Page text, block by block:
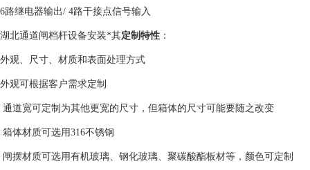
6路继电器输出/ 4路干接点信号输入
湖北通道闸档杆设备安装*其定制特性 ：
外观、尺寸、材质和表面处理方式
外观可根据客户需求定制
通道宽可定制为其他更宽的尺寸，但箱体的尺寸可能要随之改变
箱体材质可选用316不锈钢
闸摆材质可选用有机玻璃、钢化玻璃、聚碳酸酯板材等，颜色可定制